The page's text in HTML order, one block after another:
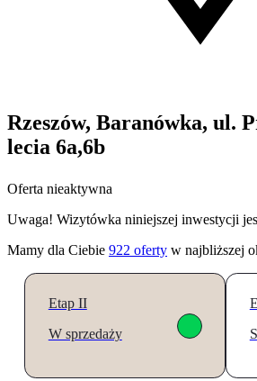
Rzeszów, Baranówka, ul.
lecia 6a,6b
Oferta nieaktywna
Uwaga! Wizytówka niniejszej inwestycji
Mamy dla Ciebie 922 oferty w najbliższej
Etap II
W sprzedaży